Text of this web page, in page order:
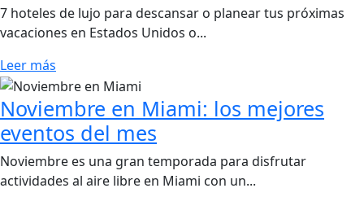
7 hoteles de lujo para descansar o planear tus próximas
vacaciones en Estados Unidos o...
Leer más
Noviembre en Miami: los mejores
eventos del mes
Noviembre es una gran temporada para disfrutar
actividades al aire libre en Miami con un...